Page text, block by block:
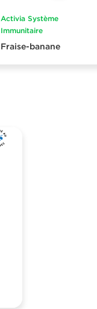
Activia Système
Immunitaire
Fraise-banane